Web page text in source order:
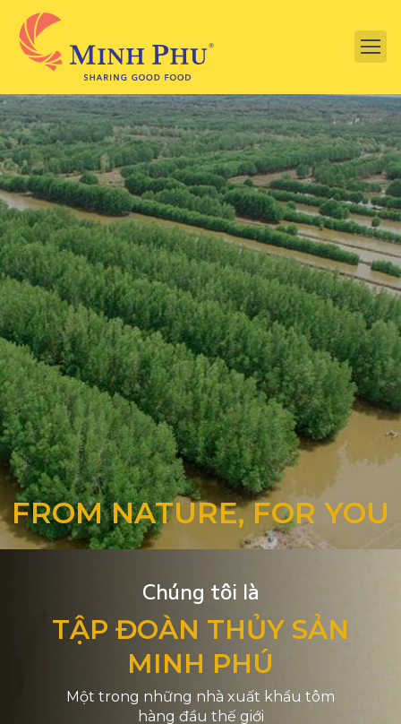
FROM NATURE, FOR YOU
Chúng tôi là
TẬP ĐOÀN THỦY SẢN
MINH PHÚ
Một trong những nhà xuất khẩu tôm
hàng đầu thế giới